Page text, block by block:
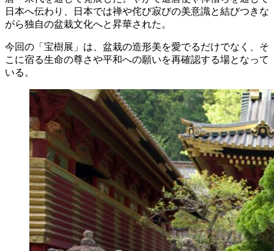
日本へ伝わり、日本では禅や侘び寂びの美意識と結びつきな
がら独自の盆栽文化へと昇華された。
今回の「宝樹展」は、盆栽の造形美を愛でるだけでなく、そ
こに宿る生命の尊さや平和への願いを再確認する場となって
いる。